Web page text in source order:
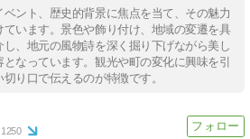
ント、歴史的背景に焦点を当て、その魅力
います。景色や飾り付け、地域の変遷を具
、地元の風物詩を深く掘り下げながら美し
なっています。観光や町の変化に興味を引
り口で伝えるのが特徴です。
1250